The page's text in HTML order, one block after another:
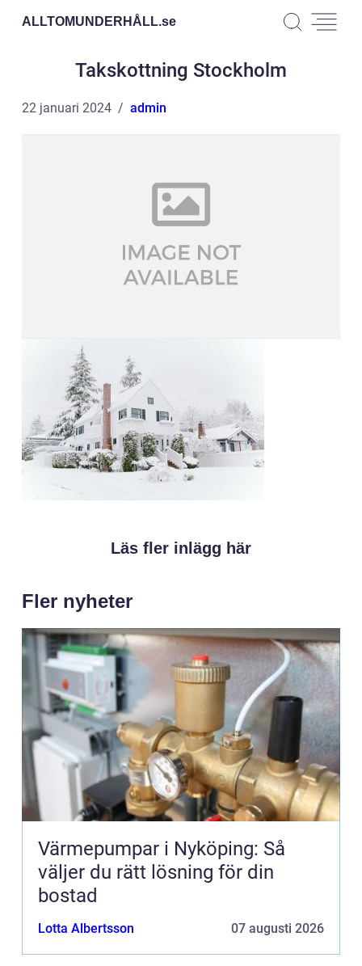
ALLTOMUNDERHÅLL.se
Takskottning Stockholm
22 januari 2024 admin
Läs fler inlägg här
Fler nyheter
Värmepumpar i Nyköping: Så
väljer du rätt lösning för din
bostad
Lotta Albertsson 07 augusti 2026